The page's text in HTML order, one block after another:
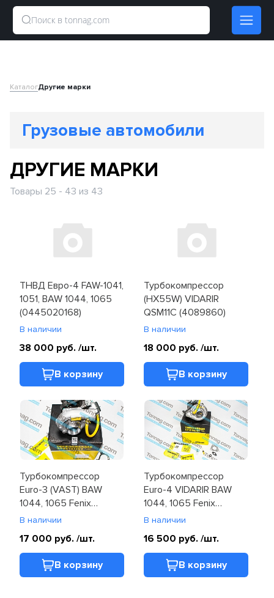
КаталогДругие марки
Грузовые автомобили
ДРУГИЕ МАРКИ
Товары 25 - 43 из 43
ТНВД Евро-4 FAW-1041,
1051, BAW 1044, 1065
(0445020168)
В наличии
38 000 руб. /шт.
В корзину
Турбокомпрессор
(HX55W) VIDARIR
QSM11C (4089860)
В наличии
18 000 руб. /шт.
В корзину
Турбокомпрессор
Euro-3 (VAST) BAW
1044, 1065 Fenix
(B1118010-C129)
В наличии
17 000 руб. /шт.
В корзину
Турбокомпрессор
Euro-4 VIDARIR BAW
1044, 1065 Fenix
(1118010-26E)
В наличии
16 500 руб. /шт.
В корзину